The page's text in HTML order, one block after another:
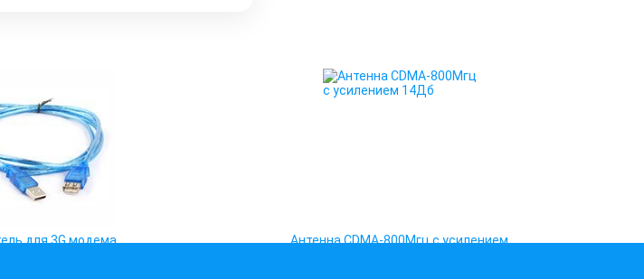
для 3G модема
Антенна CDMA-800Мгц с усилением